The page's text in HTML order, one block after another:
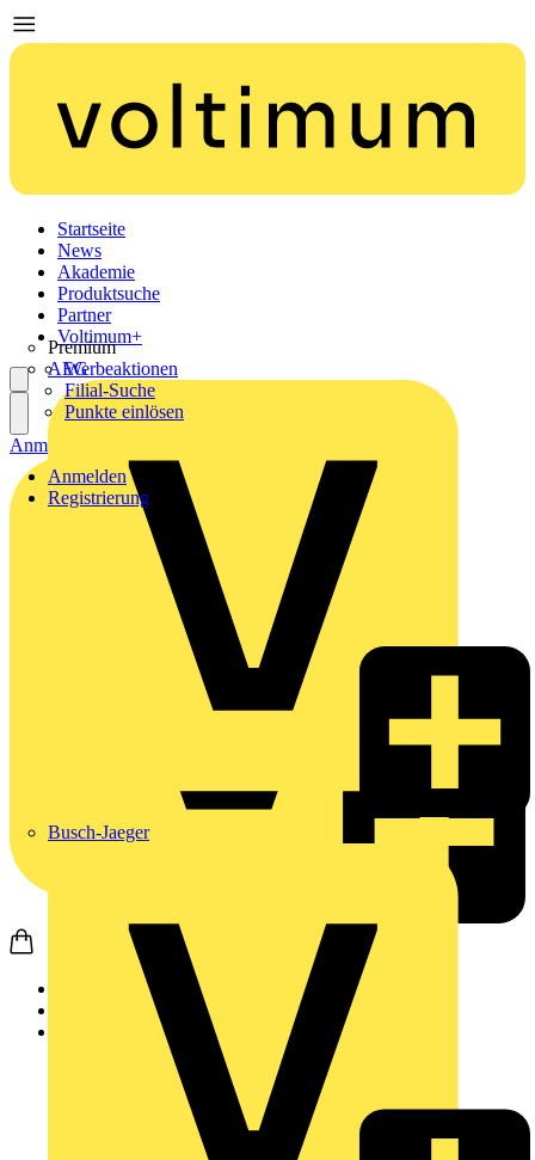
Startseite
News
Akademie
Produktsuche
Partner
Premium
AEG
Busch-Jaeger
Voltimum+
Werbeaktionen
Filial-Suche
Punkte einlösen
Anmelden
Registrierung
Anmelden